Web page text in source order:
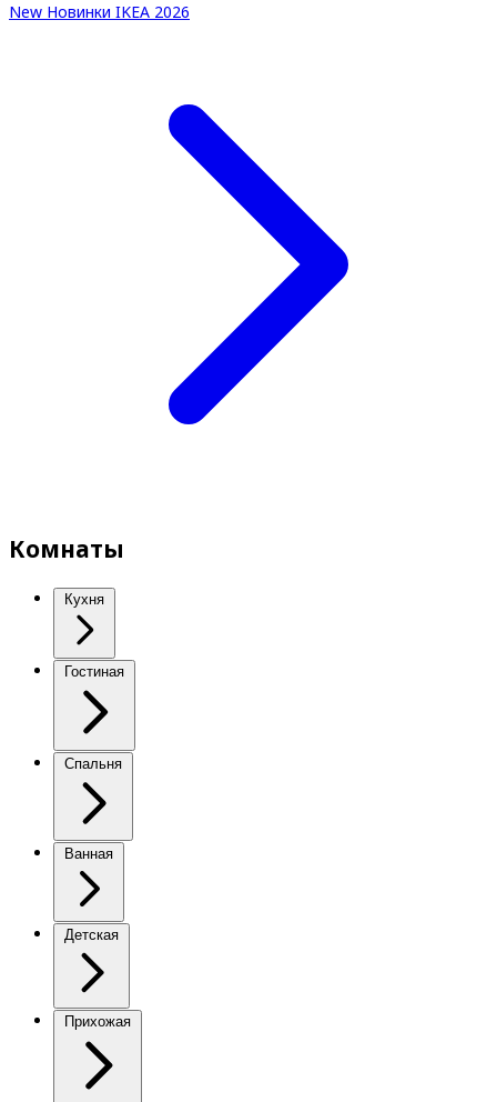
New Новинки IKEA 2026
Комнаты
Кухня
Гостиная
Спальня
Ванная
Детская
Прихожая